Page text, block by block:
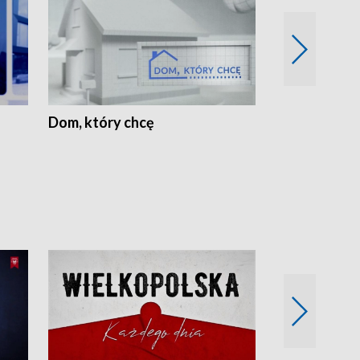
Dom, który chcę